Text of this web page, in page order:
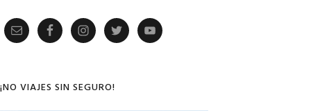
Primary
¡NO VIAJES SIN SEGURO!